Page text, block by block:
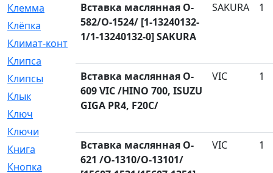
Клемма
[5]
Клёпка
[2]
Климат-контроль
[3]
Клипса
[21]
Клипсы
[321]
Клык
[4]
Ключ
[2]
Ключи
[3]
Книга
[293]
Кнопка
[3]
Вставка маслянная O-
582/O-1524/ [1-13240132-
1/1-13240132-0] SAKURA
SAKURA 1
Вставка маслянная O-
609 VIC /HINO 700, ISUZU
GIGA PR4, F20C/
VIC 1
Вставка маслянная O-
621 /O-1310/O-13101/
VIC 1